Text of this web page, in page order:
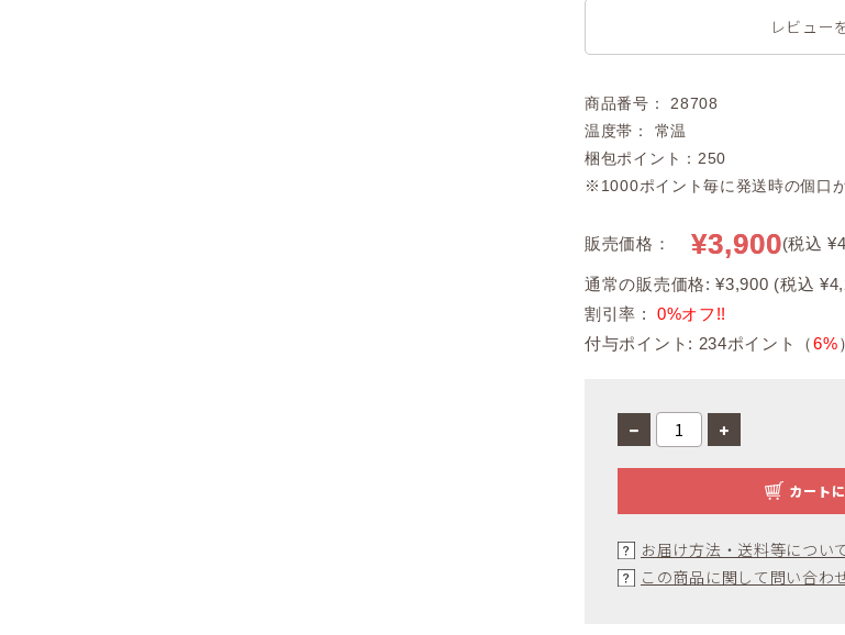
レビュー
商品番号： 28708
温度帯： 常温
梱包ポイント：250
※1000ポイント毎に発送時の個口
販売価格： ¥3,900(税込
通常の販売価格: ¥3,900 (税込
割引率 : 0%オフ!!
付与ポイント: 234ポイント（6%）
カート
お届け方法・送料等につい
この商品に関して問い合わ